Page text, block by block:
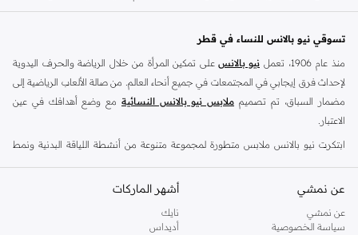
تسوقي نيو بالانس للنساء في قطر
منذ عام 1906، تعمل
نيو بالانس على تمكين المرأة من خلال الرياضة والحرف اليدوية
لإحداث فرق إيجابي في المجتمعات في جميع أنحاء العالم. من صالة الألعاب الرياضية إلى
مضمار السباق، تم تصميم ملابس نيو بالانس النسائية مع وضع أهدافك في عين
الاعتبار.
ابتكرت نيو بالانس ملابس متطورة لمجموعة متنوعة من أنشطة اللياقة البدنية ونمط
مجموعة الملابس الرياضية النسائية للماركة تجمع الصمود امام المسافات و الأساليب
المتطورة. للحصول على هذا الزي المثالي غير الرسمي، اختاري من بين مجموعة واسعة
من أحذية نيو بالانس للسيدات
، بما في ذلك احذية سنيكرز اوالأحذية الرياضية.
عن نمشي
عن نمشي
سياسة الخصوصية
أشهر الماركات
نايك
أديداس